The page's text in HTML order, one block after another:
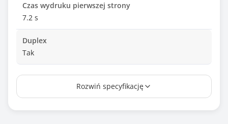
Czas wydruku pierwszej strony
7.2 s
Duplex
Tak
Rozdzielczość druku - główna
Rozdzielczość druku - dodatkowa
Rozwiń specyfikację